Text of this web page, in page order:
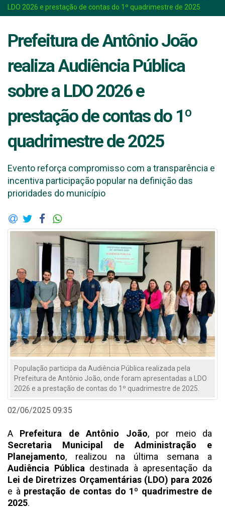
LDO 2026 e prestação de contas do 1º quadrimestre de 2025
Prefeitura de Antônio João
realiza Audiência Pública
sobre a LDO 2026 e
prestação de contas do 1º
quadrimestre de 2025
Evento reforça compromisso com a transparência e
incentiva participação popular na definição das
prioridades do município
População participa da Audiência Pública realizada pela
Prefeitura de Antônio João, onde foram apresentadas a LDO
2026 e a prestação de contas do 1º quadrimestre de 2025.
02/06/2025 09:35
A Prefeitura de Antônio João, por meio da
Secretaria Municipal de Administração e
Planejamento, realizou na última semana a
Audiência Públicadestinada à apresentação da
Lei de Diretrizes Orçamentárias (LDO) para 2026
e à prestação de contas do 1º quadrimestre de
2025.